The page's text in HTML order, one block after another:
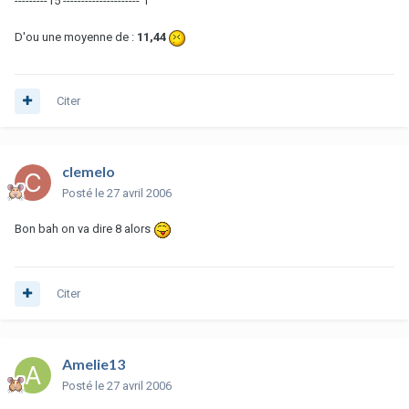
D'ou une moyenne de : 11,44
Citer
clemelo
Posté le 27 avril 2006
Bon bah on va dire 8 alors
Citer
Amelie13
Posté le 27 avril 2006